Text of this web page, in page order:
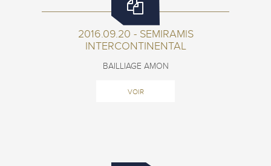
2016.09.20 - SEMIRAMlS
INTERCONTINENTAL
BAILLIAGE AMON
VOIR